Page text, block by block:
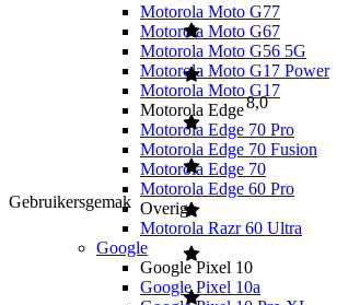
Motorola Moto G77
Motorola Moto G67
Motorola Moto G56 5G
Motorola Moto G17 Power
Motorola Moto G17
Motorola Edge
Motorola Edge 70 Pro
Motorola Edge 70 Fusion
Motorola Edge 70
Motorola Edge 60 Pro
Overige
Motorola Razr 60 Ultra
Google
Google Pixel 10
Google Pixel 10a
Gebruikersgemak
8,0